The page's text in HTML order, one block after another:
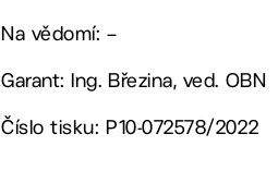
Na vědomí: –
Garant: Ing. Březina, ved. OBN
Číslo tisku: P10-072578/2022